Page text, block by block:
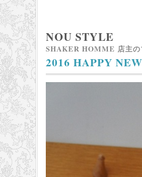
NOU STYLE
SHAKER HOMME 店主の
2016 HAPPY